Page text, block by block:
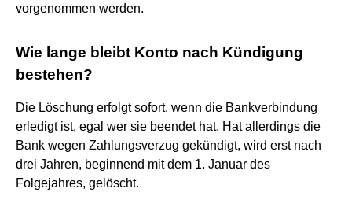
vorgenommen werden.
Wie lange bleibt Konto nach Kündigung
bestehen?
Die Löschung erfolgt sofort, wenn die Bankverbindung
erledigt ist, egal wer sie beendet hat. Hat allerdings die
Bank wegen Zahlungsverzug gekündigt, wird erst nach
drei Jahren, beginnend mit dem 1. Januar des
Folgejahres, gelöscht.